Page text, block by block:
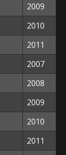
2009
2010
2011
2007
2008
2009
2010
2011